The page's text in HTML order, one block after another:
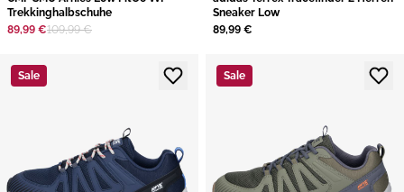
Trekkinghalbschuhe
89,99 €109,99 €
Sneaker Low
89,99 €
Sale Sale